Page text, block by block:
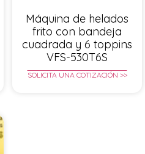
Máquina de helados
frito con bandeja
cuadrada y 6 toppins
VFS-530T6S
SOLICITA UNA COTIZACIÓN >>